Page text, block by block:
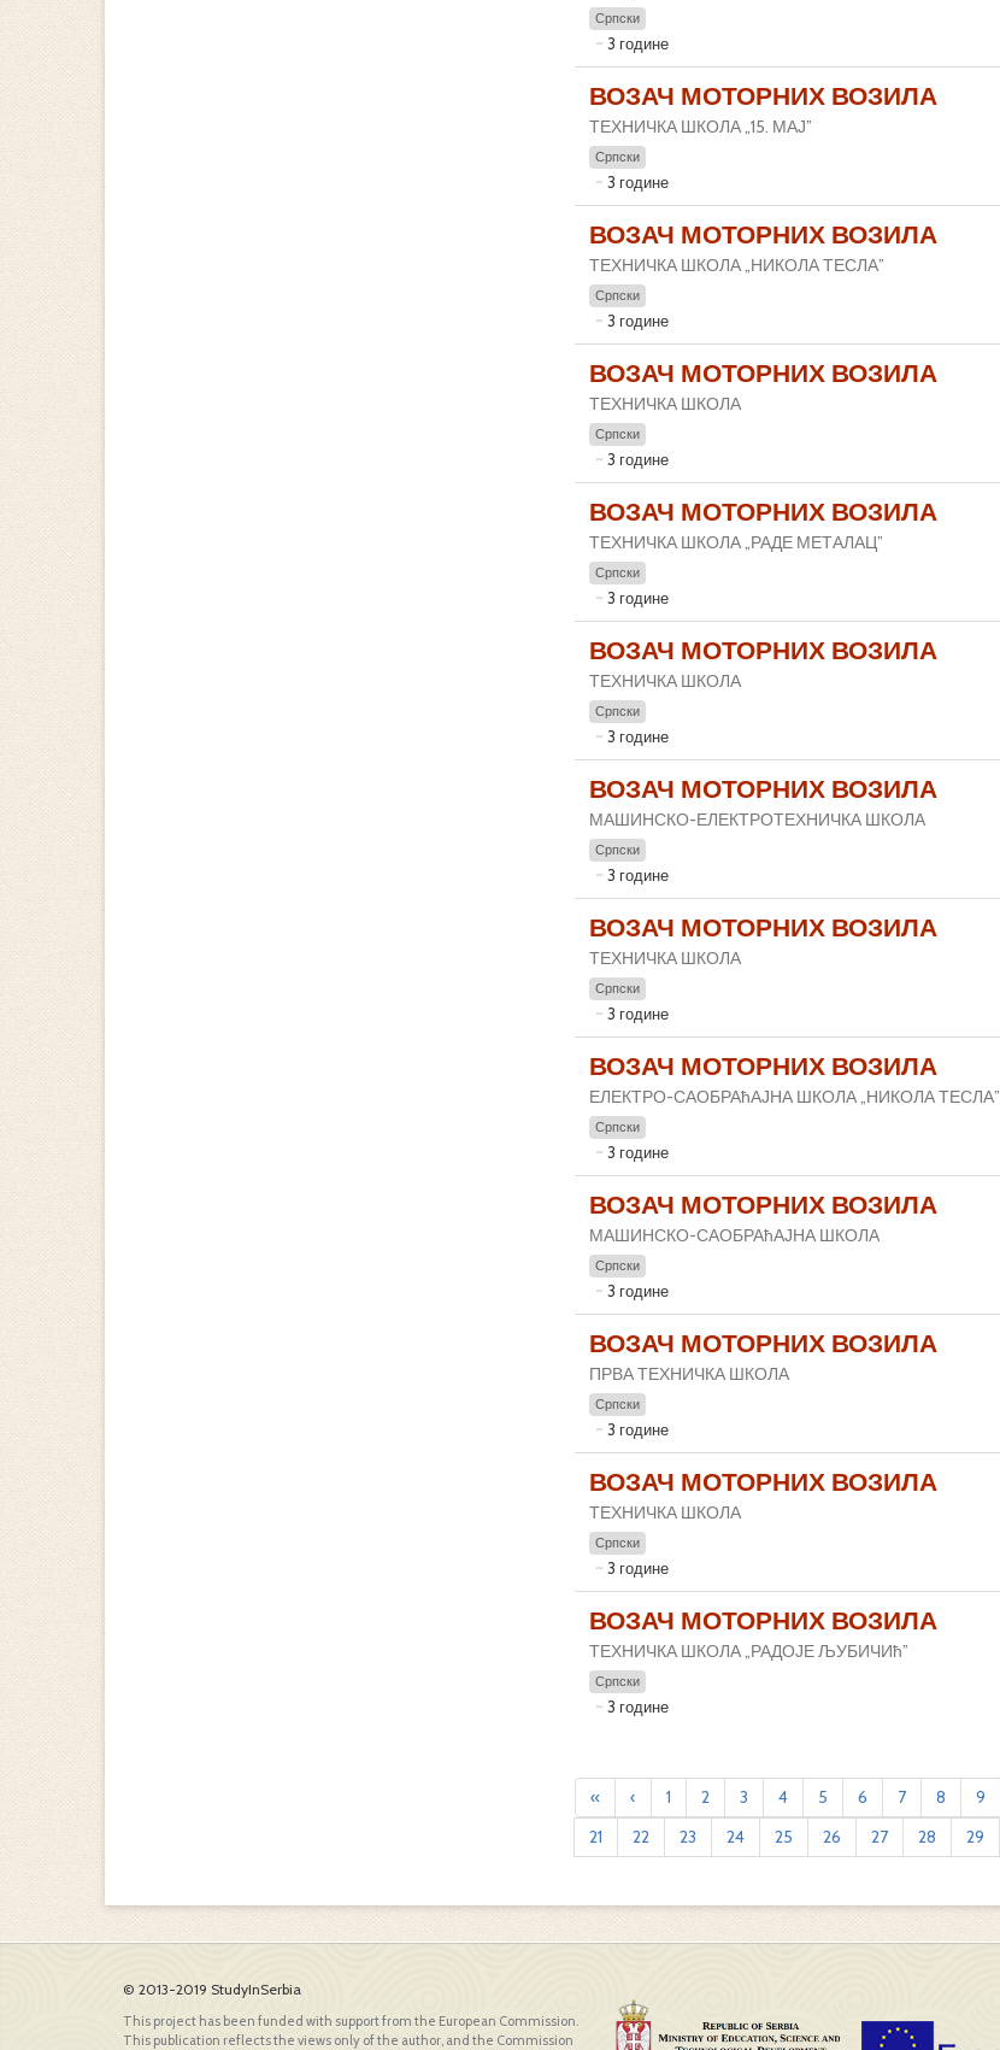
Српски
3 године
ВОЗАЧ МОТОРНИХ ВОЗИЛА
ТЕХНИЧКА ШКОЛА „15. МАЈ”
Српски
3 године
ВОЗАЧ МОТОРНИХ ВОЗИЛА
ТЕХНИЧКА ШКОЛА „НИКОЛА ТЕСЛА”
Српски
3 године
ВОЗАЧ МОТОРНИХ ВОЗИЛА
ТЕХНИЧКА ШКОЛА
Српски
3 године
ВОЗАЧ МОТОРНИХ ВОЗИЛА
ТЕХНИЧКА ШКОЛА „РАДЕ МЕТАЛАЦ”
Српски
3 године
ВОЗАЧ МОТОРНИХ ВОЗИЛА
ТЕХНИЧКА ШКОЛА
Српски
3 године
ВОЗАЧ МОТОРНИХ ВОЗИЛА
МАШИНСКО-ЕЛЕКТРОТЕХНИЧКА ШКОЛА
Српски
3 године
ВОЗАЧ МОТОРНИХ ВОЗИЛА
ТЕХНИЧКА ШКОЛА
Српски
3 године
ВОЗАЧ МОТОРНИХ ВОЗИЛА
ЕЛЕКТРО-САОБРАћАЈНА ШКОЛА „НИКОЛА ТЕСЛА”
Српски
3 године
ВОЗАЧ МОТОРНИХ ВОЗИЛА
МАШИНСКО-САОБРАћАЈНА ШКОЛА
Српски
3 године
ВОЗАЧ МОТОРНИХ ВОЗИЛА
ПРВА ТЕХНИЧКА ШКОЛА
Српски
3 године
ВОЗАЧ МОТОРНИХ ВОЗИЛА
ТЕХНИЧКА ШКОЛА
Српски
3 године
ВОЗАЧ МОТОРНИХ ВОЗИЛА
ТЕХНИЧКА ШКОЛА „РАДОЈЕ ЉУБИЧИћ”
Српски
3 године
« ‹ 1 2 3 4 5 6 7 8 9
21
22 23 24 25 26 27 28 29
© 2013-2019 StudyInSerbia
This project has been funded with support from the European Commission.
This publication reflects the views only of the author, and the Commission